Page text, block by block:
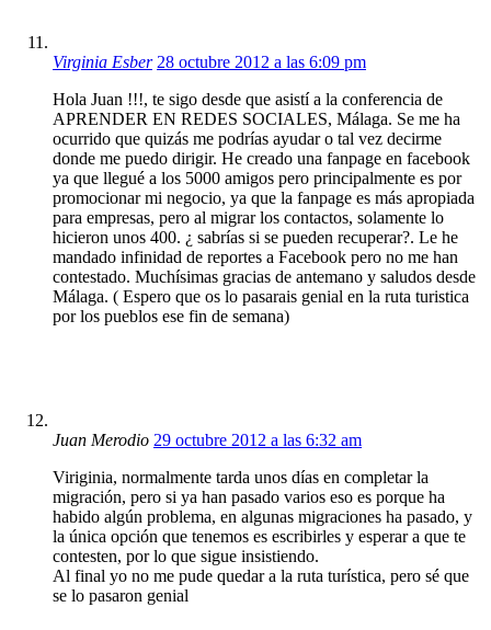
Virginia Esber 28 octubre 2012 a las 6:09 pm
Hola Juan !!!, te sigo desde que asistí a la conferencia de
APRENDER EN REDES SOCIALES, Málaga. Se me ha
ocurrido que quizás me podrías ayudar o tal vez decirme
donde me puedo dirigir. He creado una fanpage en facebook
ya que llegué a los 5000 amigos pero principalmente es por
promocionar mi negocio, ya que la fanpage es más apropiada
para empresas, pero al migrar los contactos, solamente lo
hicieron unos 400. ¿ sabrías si se pueden recuperar?. Le he
mandado infinidad de reportes a Facebook pero no me han
contestado. Muchísimas gracias de antemano y saludos desde
Málaga. ( Espero que os lo pasarais genial en la ruta turistica
por los pueblos ese fin de semana)
Juan Merodio 29 octubre 2012 a las 6:32 am
Viriginia, normalmente tarda unos días en completar la
migración, pero si ya han pasado varios eso es porque ha
habido algún problema, en algunas migraciones ha pasado, y
la única opción que tenemos es escribirles y esperar a que te
contesten, por lo que sigue insistiendo.
Al final yo no me pude quedar a la ruta turística, pero sé que
se lo pasaron genial